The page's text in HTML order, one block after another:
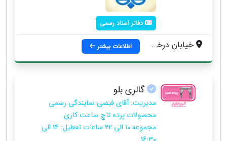
دفاتر اسناد رسمی
خیابان درختی ، خیابان انوشیروان غربی ، کوچه دوم ، جنب فروشگاه امیران ، مجتمع آرشیدا ، طبقه ۳ ، واحد ۸ اطلاعات بیشتر
گالری بلو
مدیریت: آقای فیضی نمایندگی رسمی
محصولات پرده تاچ ساعت کاری
مجموعه 10 الی 22 ساعات تعطیل: 14 الی